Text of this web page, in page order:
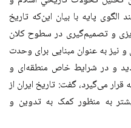
پایه با بیان این‌که تاریخ
و تصمیم‌گیری در سطوح کلان
نیز به عنوان مبنایی برای وحدت
و در شرایط خاص منطقه‌ای و
می‌گیرد، گفت: تاریخ ایران از
به منظور کمک به تدوین و